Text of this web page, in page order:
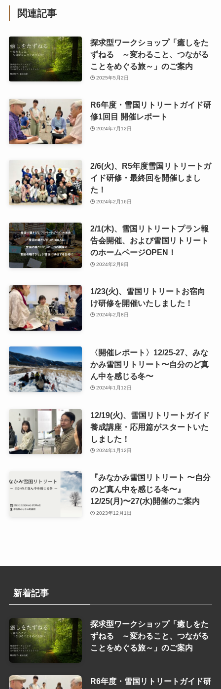
関連記事
探求型ワークショップ「癒しをた
ずねる ～変わること、つながる
ことをめぐる旅～」のご案内
2025年5月2日
R6年度・雪国リトリートガイド研
修1回目 開催レポート
2024年7月12日
2/6(火)、R5年度雪国リトリートガ
イド研修・最終回を開催しまし
た！
2024年2月16日
2/1(木)、雪国リトリートプラン報
告会開催、および雪国リトリート
のホームページOPEN！
2024年2月8日
1/23(火)、雪国リトリートお宿向
け研修を開催いたしました！
2024年2月8日
〈開催レポート〉12/25-27、みな
かみ雪国リトリート〜自分のど真
ん中を感じる冬〜
2024年1月12日
12/19(火)、雪国リトリートガイド
養成講座・応用篇がスタートいた
しました！
2024年1月12日
『みなかみ雪国リトリート 〜自分
のど真ん中を感じる冬〜』
12/25(月)〜27(水)開催のご案内
2023年12月1日
新着記事
探求型ワークショップ「癒しをた
ずねる ～変わること、つながる
ことをめぐる旅～」のご案内
R6年度・雪国リトリートガイド研